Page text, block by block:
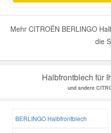
Mehr CITROËN BERLINGO
die
Halbfrontblech für
und andere
BERLINGO Halbfrontblech